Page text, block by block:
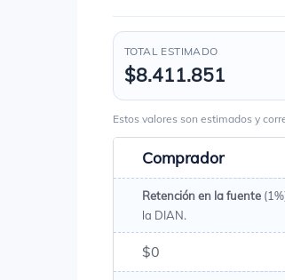
TOTAL ESTIMADO
$8.411.851
Estos valores son estimados y
Comprador
Retención en la fuente
la DIAN.
$0